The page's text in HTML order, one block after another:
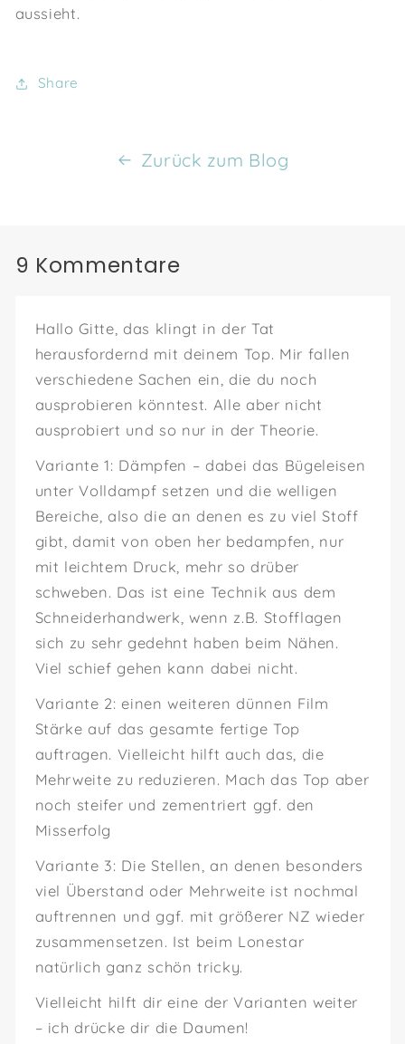
aussieht.
Share
Zurück zum Blog
9 Kommentare
Hallo Gitte, das klingt in der Tat
herausfordernd mit deinem Top. Mir fallen
verschiedene Sachen ein, die du noch
ausprobieren könntest. Alle aber nicht
ausprobiert und so nur in der Theorie.
Variante 1: Dämpfen – dabei das Bügeleisen
unter Volldampf setzen und die welligen
Bereiche, also die an denen es zu viel Stoff
gibt, damit von oben her bedampfen, nur
mit leichtem Druck, mehr so drüber
schweben. Das ist eine Technik aus dem
Schneiderhandwerk, wenn z.B. Stofflagen
sich zu sehr gedehnt haben beim Nähen.
Viel schief gehen kann dabei nicht.
Variante 2: einen weiteren dünnen Film
Stärke auf das gesamte fertige Top
auftragen. Vielleicht hilft auch das, die
Mehrweite zu reduzieren. Mach das Top aber
noch steifer und zementriert ggf. den
Misserfolg
Variante 3: Die Stellen, an denen besonders
viel Überstand oder Mehrweite ist nochmal
auftrennen und ggf. mit größerer NZ wieder
zusammensetzen. Ist beim Lonestar
natürlich ganz schön tricky.
Vielleicht hilft dir eine der Varianten weiter
– ich drücke dir die Daumen!